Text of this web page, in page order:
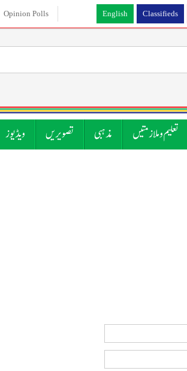
English Classifieds
Opinion Polls
تعلیم و ملازمتیں مذہبی تصویریں ویڈیوز